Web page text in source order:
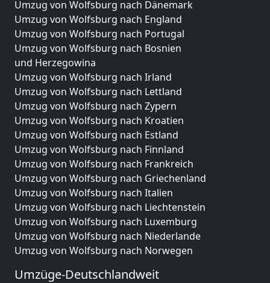
Umzug von Wolfsburg nach Dänemark
Umzug von Wolfsburg nach England
Umzug von Wolfsburg nach Portugal
Umzug von Wolfsburg nach Bosnien
und Herzegowina
Umzug von Wolfsburg nach Irland
Umzug von Wolfsburg nach Lettland
Umzug von Wolfsburg nach Zypern
Umzug von Wolfsburg nach Kroatien
Umzug von Wolfsburg nach Estland
Umzug von Wolfsburg nach Finnland
Umzug von Wolfsburg nach Frankreich
Umzug von Wolfsburg nach Griechenland
Umzug von Wolfsburg nach Italien
Umzug von Wolfsburg nach Liechtenstein
Umzug von Wolfsburg nach Luxemburg
Umzug von Wolfsburg nach Niederlande
Umzug von Wolfsburg nach Norwegen
Umzüge-Deutschlandweit